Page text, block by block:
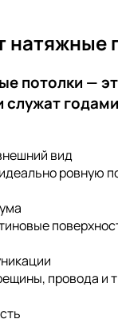
потолки —
вид
ровную
провода и